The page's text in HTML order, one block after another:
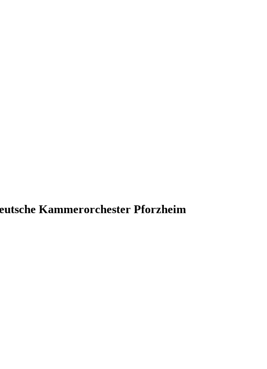
Kammerorchester Pforzheim